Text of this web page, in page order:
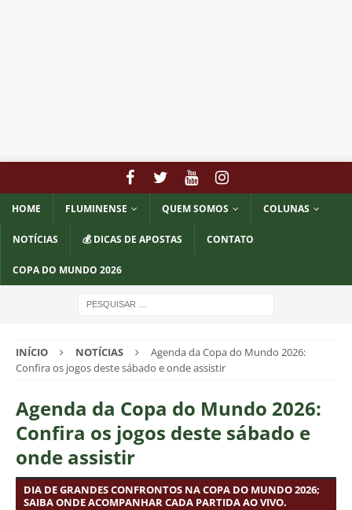
HOME FLUMINENSE QUEM SOMOS COLUNAS
NOTÍCIAS 💰 DICAS DE APOSTAS CONTATO
COPA DO MUNDO 2026
INÍCIO NOTÍCIAS
Agenda da Copa do Mundo 2026:
Confira os jogos deste sábado e onde assistir
Agenda da Copa do Mundo 2026:
Confira os jogos deste sábado e
onde assistir
DIA DE GRANDES CONFRONTOS NA COPA DO MUNDO 2026;
SAIBA ONDE ACOMPANHAR CADA PARTIDA AO VIVO.